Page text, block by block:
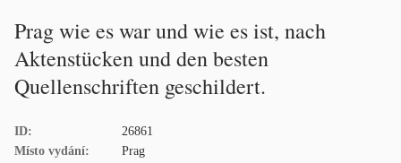
Prag wie es war und wie es ist, nach
Aktenstücken und den besten
Quellenschriften geschildert.
ID:
26861
Místo vydání:
Prag